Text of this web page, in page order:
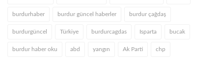
burdurhaber burdur güncel haberler burdur çağdaş
burdurgüncel Türkiye burdurcagdas Isparta bucak
burdur haber oku abd yangın Ak Parti chp